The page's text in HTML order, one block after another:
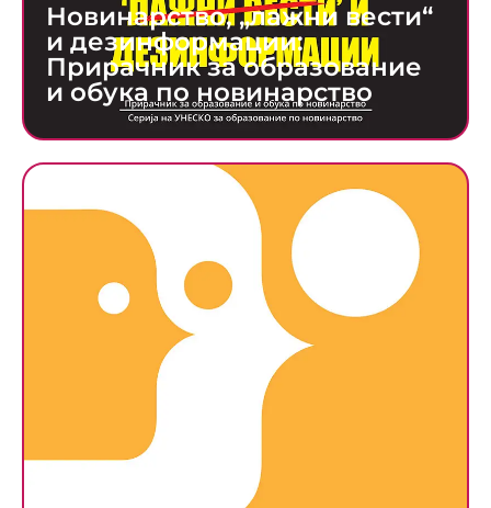
Новинарство, „лажни вести“
и дезинформации:
Прирачник за образование
и обука по новинарство